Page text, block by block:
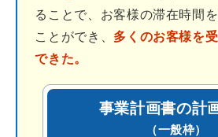
ることで、お客様の滞在時間
ことができ、 多くのお客様を
できた。
事業計画書の計
（一般枠）